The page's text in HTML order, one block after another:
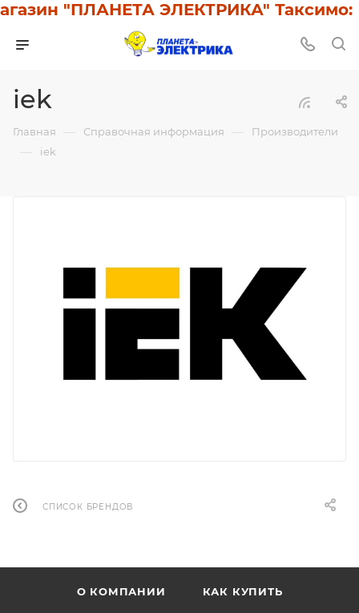
"ПЛАНЕТА ЭЛЕКТРИКА" Таксимо:
iek
Главная — Справочная информация — Производители
— iek
СПИСОК БРЕНДОВ
О КОМПАНИИ КАК КУПИТЬ